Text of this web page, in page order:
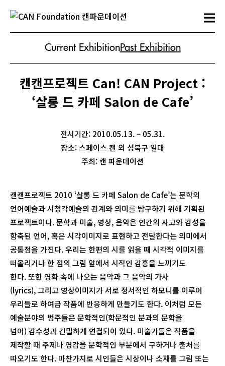
Current ExhibitionPast Exhibition
캔캔프로젝트 Can! CAN Project :
‘살롱 드 카페 Salon de Cafe’
전시기간: 2010.05.13. – 05.31.
장소: 스페이스 캔 외 성북구 일대
주최: 캔 파운데이션
캔캔프로젝트 2010 ‘살롱 드 카페 Salon de Cafe’는 문학의
언어예술과 시청각예술의 관계와 의미를 탐구하기 위해 기획된
프로젝트이다. 문학과 미술, 영상, 음악은 인간의 사고와 감성을
함축된 언어, 혹은 시각이미지로 표현하고 전달한다는 의미에서
공통점을 가진다. 우리는 한편의 시를 읽을 때 시각적 이미지를
떠올리거나 한 점의 그림 앞에서 시적인 감흥을 느끼기도
한다. 또한 영화 속에 나오는 음악과 그 음악의 가사
(lyrics), 그리고 영상이미지가 서로 정서적인 하모니를 이루어
우리들로 하여금 작품에 반응하게 만들기도 한다. 이처럼 모든
예술분야의 범주들은 문학적인(학문적인 분과의 문학을
넘어) 감수성과 긴밀하게 연결되어 있다. 미술가들은 작품을
제작할 때 주제나 영감을 문학적인 부분에서 구하거나 출처를
따오기도 한다. 마찬가지로 시인들은 시상이나 소재를 그림 또는